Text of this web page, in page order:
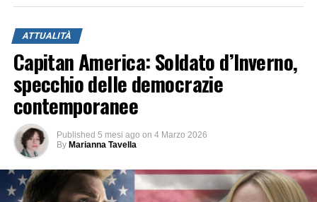
ATTUALITÀ
Capitan America: Soldato d’Inverno,
specchio delle democrazie
contemporanee
Published 5 mesi ago on 4 Marzo 2026
By Marianna Tavella